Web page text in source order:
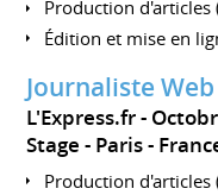
Production d'articles
Édition et mise en
Journaliste Web
L'Express.fr
Stage
Paris
Production d'articles